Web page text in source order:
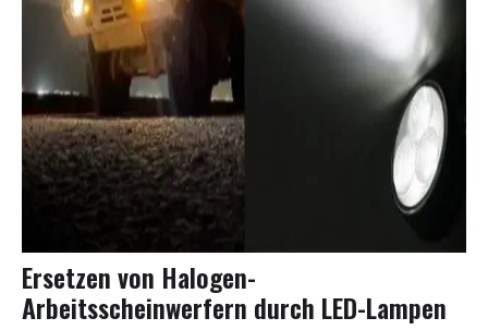
Ersetzen von Halogen-
Arbeitsscheinwerfern durch LED-Lampen